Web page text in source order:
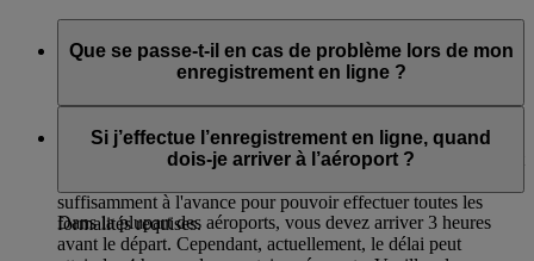
Que se passe-t-il en cas de problème lors de mon
enregistrement en ligne ?
raison quelconque, vous ne pouvez pas terminer votre
enregistrement en ligne, vous devez vous rendre à l'aéroport et
suffisamment à l'avance pour pouvoir effectuer toutes les
formalités requises.
Si j’effectue l’enregistrement en ligne, quand
dois-je arriver à l’aéroport ?
Dans la plupart des aéroports, vous devez arriver 3 heures
avant le départ. Cependant, actuellement, le délai peut